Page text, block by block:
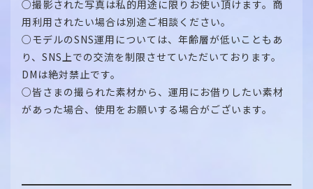
○撮影された写真は私的用途に限りお使い頂けます。商
用利用されたい場合は別途ご相談ください。
○モデルのSNS運用については、年齢層が低いこともあ
り、SNS上での交流を制限させていただいております。
DMは絶対禁止です。
○皆さまの撮られた素材から、運用にお借りしたい素材
があった場合、使用をお願いする場合がございます。